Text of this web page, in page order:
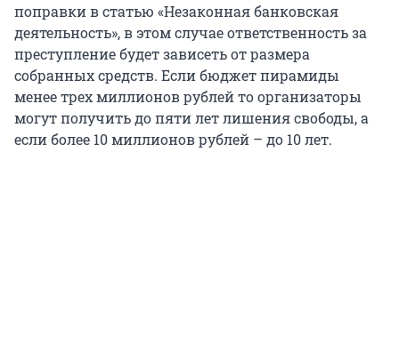
поправки в статью «Незаконная банковская
деятельность», в этом случае ответственность за
преступление будет зависеть от размера
собранных средств. Если бюджет пирамиды
менее трех миллионов рублей то организаторы
могут получить до пяти лет лишения свободы, а
если более 10 миллионов рублей – до 10 лет.